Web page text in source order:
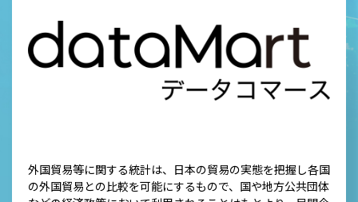
外国貿易等に関する統計は、日本の貿易の実態を把握し各国
の外国貿易との比較を可能にするもので、国や地方公共団体